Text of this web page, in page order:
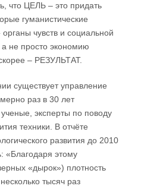
что ЦЕЛЬ – это придать
гуманистические
чувств и социальной
не просто экономию
– РЕЗУЛЬТАТ.
существует управление
раз в 30 лет
эксперты по поводу
техники. В отчёте
развития до 2010
«Благодаря этому
«дырок») плотность
тысяч раз